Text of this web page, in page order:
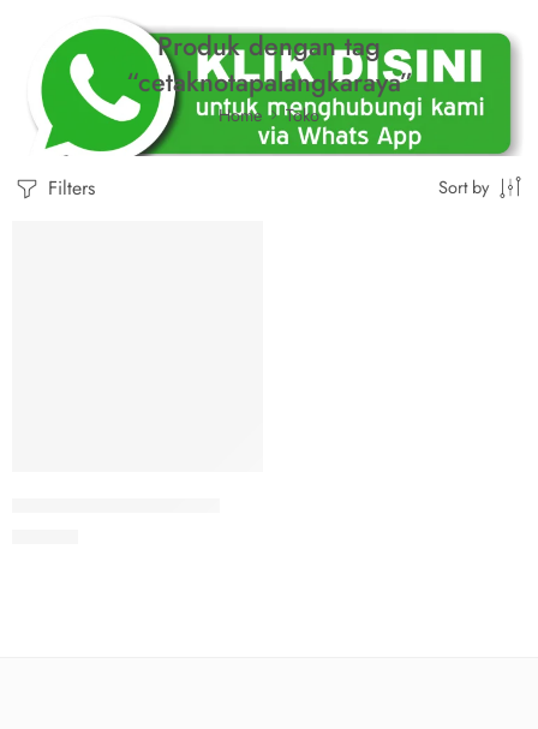
Produk dengan tag
“cetaknotapalangkaraya”
Home Toko
Filters Sort by